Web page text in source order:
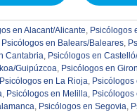
en Alacant/Alicante
Psicólogos
Psicólogos en Balears/Baleares
Cantabria
Psicólogos en
Guipúzcoa
Psicólogos en
Psicólogos en La Rioja
Psicólogos
Psicólogos en Melilla
Psicólogos
Psicólogos en Segovia